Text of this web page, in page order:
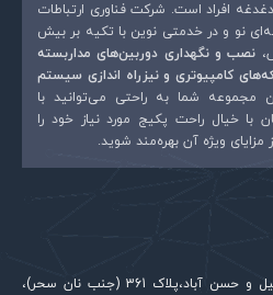
افراد است. شرکت فناوری ارتباطات
نو و در خدمتی نوین با تکیه بر بیش
نصب و نگهداری دوربین‌های مداربسته
کامپیوتری و نیزراه اندازی سیستم
مجموعه شما به راحتی می‌توانید با
با خیال راحت پکیج مورد نیاز خود را
مزایای ویژه آن بهره‌مند شوید.
تهران، بلوار فردوس شرق، بین عقیل و حسن آباد،پلاک 361 (جنب نان سحر)،